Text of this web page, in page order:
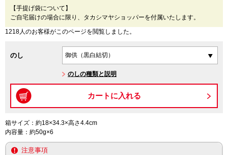
【手提げ袋について】
ご自宅届けの場合に限り、タカシマヤショッパーを付属いたします。
1218人のお客様がこのページを閲覧しました。
のし
のしの種類と説明
箱サイズ：約18×34.3×高さ4.4cm
内容量：約50g×6
注意事項